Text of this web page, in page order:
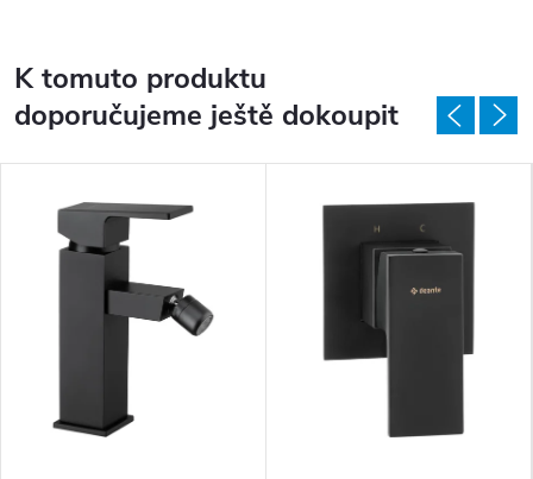
K tomuto produktu
doporučujeme ještě dokoupit